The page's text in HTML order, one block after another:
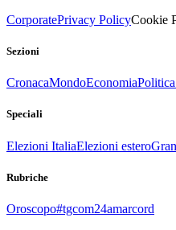
CorporatePrivacy PolicyCookie
Sezioni
CronacaMondoEconomiaPolitica
Speciali
Elezioni ItaliaElezioni estero
Rubriche
Oroscopo#tgcom24amarcord